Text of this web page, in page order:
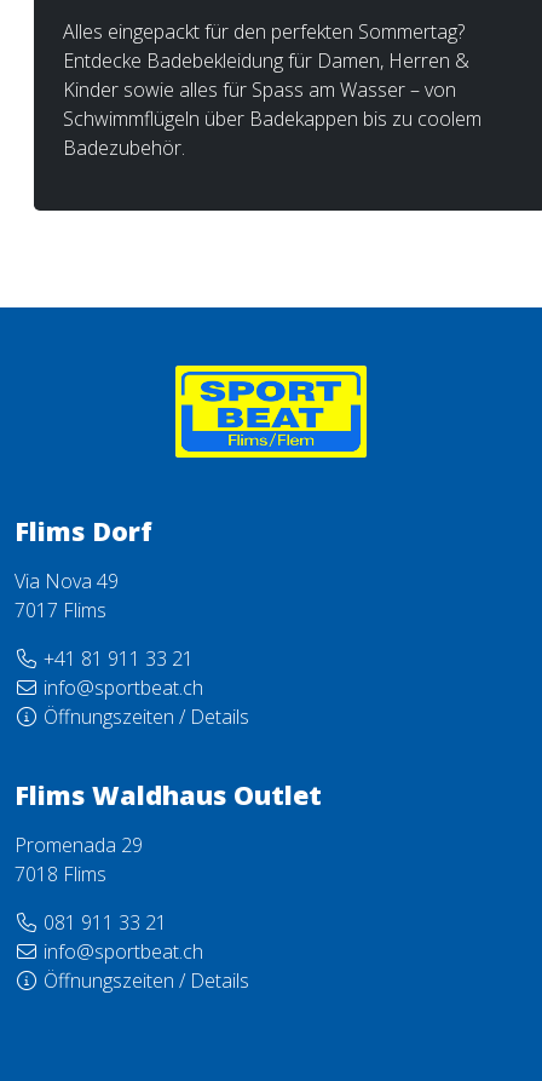
Alles eingepackt für den perfekten Sommertag?
Entdecke Badebekleidung für Damen, Herren &
Kinder sowie alles für Spass am Wasser – von
Schwimmflügeln über Badekappen bis zu coolem
Badezubehör.
Flims Dorf
Via Nova 49
7017 Flims
+41 81 911 33 21
info@sportbeat.ch
Öffnungszeiten / Details
Flims Waldhaus Outlet
Promenada 29
7018 Flims
081 911 33 21
info@sportbeat.ch
Öffnungszeiten / Details